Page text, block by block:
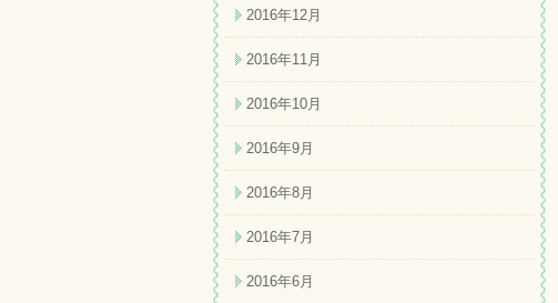
2016年12月
2016年11月
2016年10月
2016年9月
2016年8月
2016年7月
2016年6月